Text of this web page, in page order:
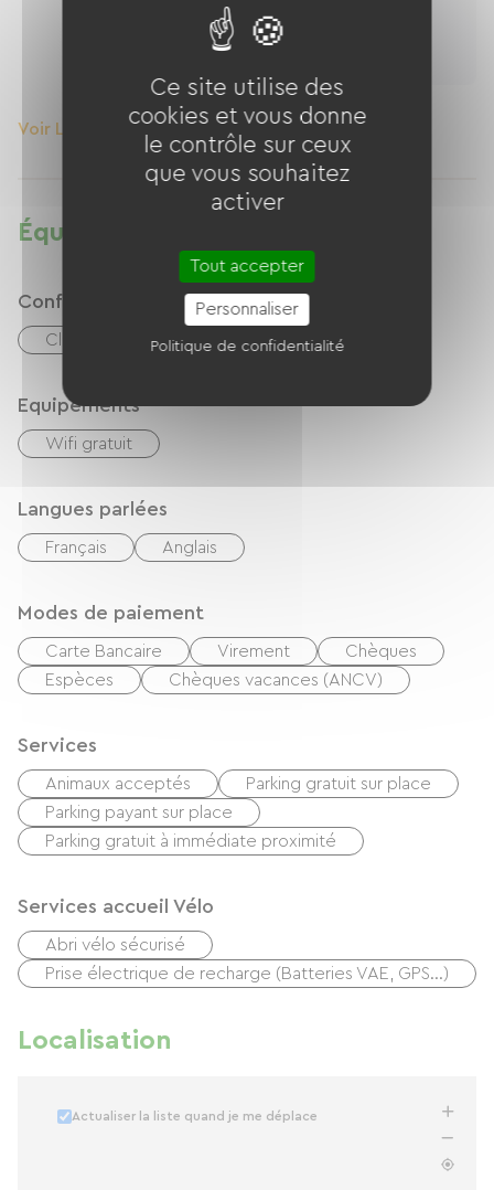
Voir Le Logement
Local Vélo
Voir Le Logement
Équipements
Confort
Climatisation
Equipements
Wifi gratuit
Langues parlées
Français Anglais
Modes de paiement
Carte Bancaire Virement
Chèques
Espèces
Chèques vacances (ANCV)
Services
Animaux acceptés
Parking gratuit sur place
Parking payant sur place
Parking gratuit à immédiate proximité
Services accueil Vélo
Abri vélo sécurisé
Prise électrique de recharge (Batteries VAE, GPS…)
Localisation
Actualiser la liste quand je me déplace
Ce site utilise des
cookies et vous donne
le contrôle sur ceux
que vous souhaitez
activer
Tout accepter
Personnaliser
Politique de confidentialité